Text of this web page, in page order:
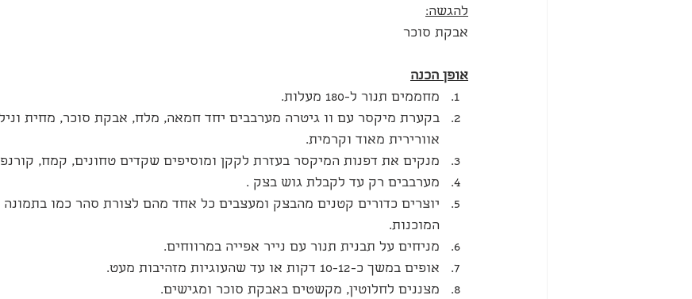
להגשה:
אבקת סוכר
אופן הכנה
מחממים תנור ל-180 מעלות.
בקערת מיקסר עם וו גיטרה מערבבים יחד חמאה, מלח, אבקת סוכר, מחית
אוורירית מאוד וקרמית.
מנקים את דפנות המיקסר בעזרת לקקן ומוסיפים שקדים טחונים, קמח,
מערבבים רק עד לקבלת גוש בצק .
יוצרים כדורים קטנים מהבצק ומעצבים כל אחד מהם לצורת סהר כמו בתמונה
המוכנות.
מניחים על תבנית תנור עם נייר אפייה במרווחים.
אופים במשך כ-10-12 דקות או עד שהעוגיות מזהיבות מעט.
מצננים לחלוטין, מקשטים באבקת סוכר ומגישים.